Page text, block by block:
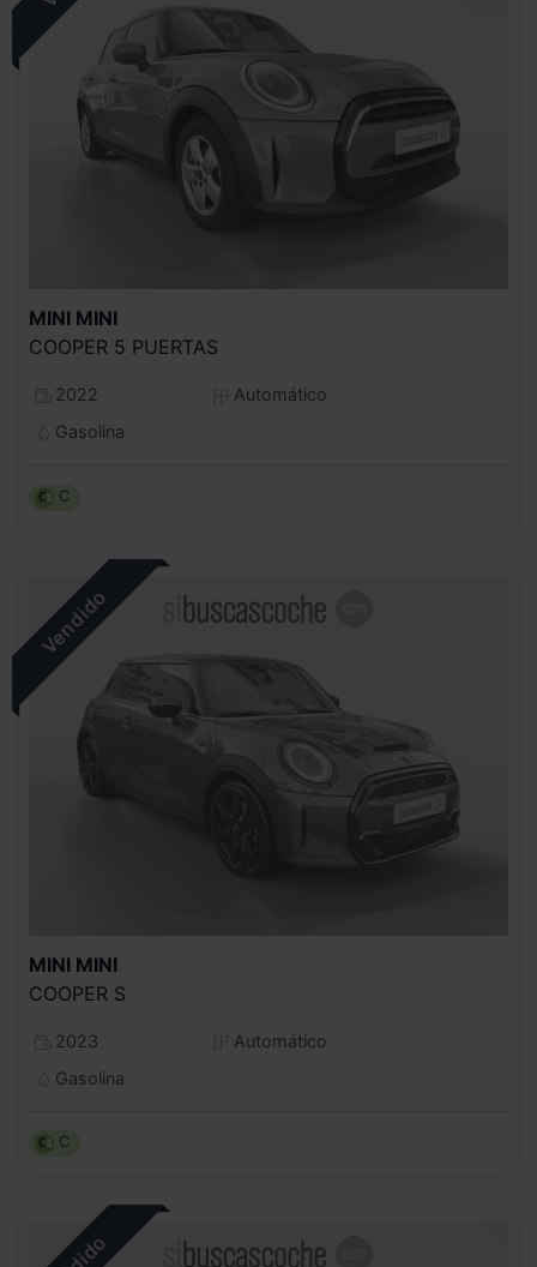
MINI MINI
COOPER 5 PUERTAS
2022
Automático
Gasolina
C
MINI MINI
COOPER S
2023
Automático
Gasolina
C